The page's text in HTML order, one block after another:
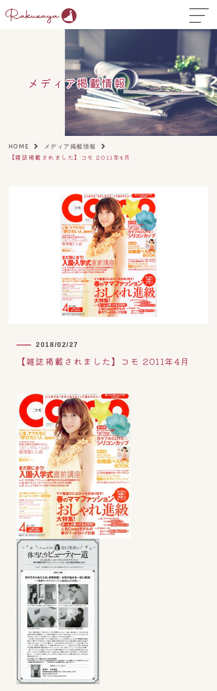
TOP
はじめての方へ
コース料金
よくある質問
お悩み温活ガイド ▼
店舗一覧▼
オンラインストア▼
オンライン予約はこちら
メディア掲載情報
HOME メディア掲載情報
【雑誌掲載されました】コモ 2011年4月
2018/02/27
【雑誌掲載されました】コモ 2011年4月